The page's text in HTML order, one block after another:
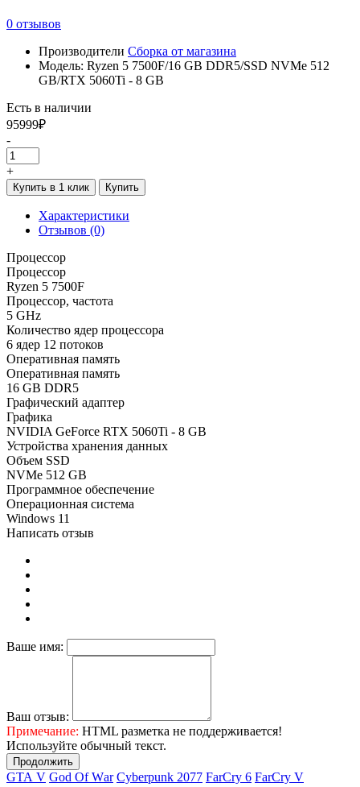
0 отзывов
Производители Сборка от магазина
Модель: Ryzen 5 7500F/16 GB DDR5/SSD NVMe 512
GB/RTX 5060Ti - 8 GB
Есть в наличии
95999₽
-
+
Купить в 1 клик Купить
Характеристики
Отзывов (0)
Процессор
Процессор
Ryzen 5 7500F
Процессор, частота
5 GHz
Количество ядер процессора
6 ядер 12 потоков
Оперативная память
Оперативная память
16 GB DDR5
Графический адаптер
Графика
NVIDIA GeForce RTX 5060Ti - 8 GB
Устройства хранения данных
Объем SSD
NVMe 512 GB
Программное обеспечение
Операционная система
Windows 11
Написать отзыв
Ваше имя:
Ваш отзыв:
Примечание: HTML разметка не поддерживается!
Используйте обычный текст.
Продолжить
GТА V Gоd Оf Wаr Cyberpunk 2077 FаrСry 6 FarCry V